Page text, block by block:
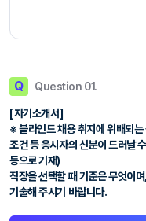
Q Question 01.
[자기소개서]
※ 블라인드 채용 취지에 위배되는
조건 등 응시자의 신분이 드러날
등으로 기재)
직장을 선택할 때 기준은 무엇이
기술해 주시기 바랍니다.